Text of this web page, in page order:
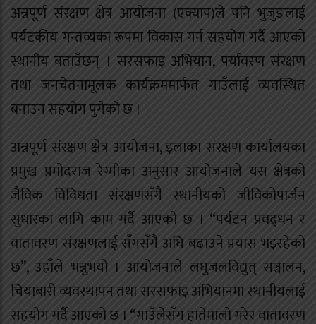
अन्नपूर्ण संरक्षण क्षेत्र आयोजना (एक्याप)ले पनि भुजुङलाई
पर्यटकीय गन्तव्यका रूपमा विकास गर्न सहयोग गर्दै आएको
स्थानीय बताउँछन् । सरसफाइ अभियान, पर्यावरण संरक्षण
तथा जनचेतनामूलक कार्यक्रममार्फत गाउँलाई व्यवस्थित
बनाउन सहयोग पुगेको छ ।
अन्नपूर्ण संरक्षण क्षेत्र आयोजना, इलाका संरक्षण कार्यालयका
प्रमुख प्रमोदराज रेग्मीका अनुसार आयोजनाले यस क्षेत्रको
जैविक विविधता संरक्षणसँगै स्थानीयको जीविकोपार्जन
सुधारका लागि काम गर्दै आएको छ । “पर्यटन प्रवद्र्धन र
वातावरण संरक्षणलाई सँगसँगै अघि बढाउने प्रयास भइरहेको
छ”, उहाँले भन्नुभयो । आयोजनाले लघुजलविद्युत् सञ्चालन,
चियाबारी व्यवस्थापन तथा सरसफाइ अभियानमा स्थानीयलाई
सहयोग गर्दै आएको छ । “गाउँलेसँग हातेमालो गरेर वातावरण